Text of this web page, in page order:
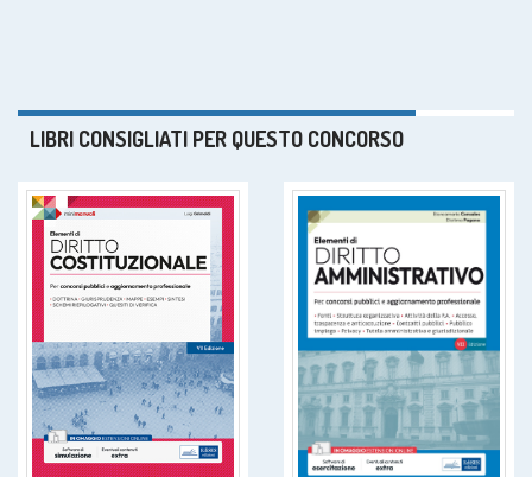
LIBRI CONSIGLIATI PER QUESTO CONCORSO